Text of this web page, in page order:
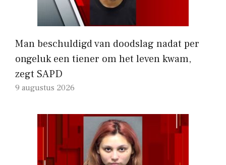
Man beschuldigd van doodslag nadat per
ongeluk een tiener om het leven kwam,
zegt SAPD
9 augustus 2026